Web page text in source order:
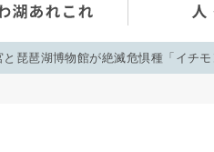
と琵琶湖博物館が絶滅危惧種「イチ